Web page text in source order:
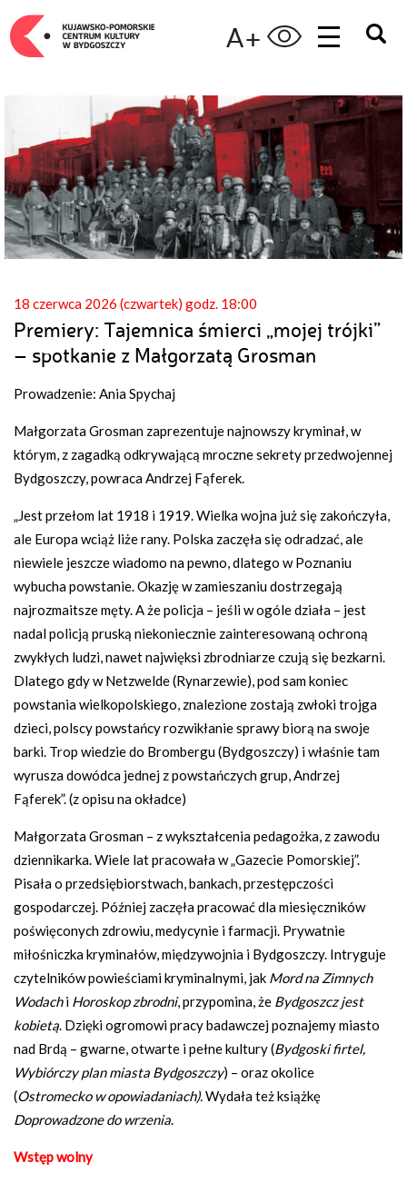
A+
18 czerwca 2026 (czwartek) godz. 18:00
Premiery: Tajemnica śmierci „mojej trójki”
– spotkanie z Małgorzatą Grosman
Prowadzenie: Ania Spychaj
Małgorzata Grosman zaprezentuje najnowszy kryminał, w
którym, z zagadką odkrywającą mroczne sekrety przedwojennej
Bydgoszczy, powraca Andrzej Fąferek.
„Jest przełom lat 1918 i 1919. Wielka wojna już się zakończyła,
ale Europa wciąż liże rany. Polska zaczęła się odradzać, ale
niewiele jeszcze wiadomo na pewno, dlatego w Poznaniu
wybucha powstanie. Okazję w zamieszaniu dostrzegają
najrozmaitsze męty. A że policja – jeśli w ogóle działa – jest
nadal policją pruską niekoniecznie zainteresowaną ochroną
zwykłych ludzi, nawet najwięksi zbrodniarze czują się bezkarni.
Dlatego gdy w Netzwelde (Rynarzewie), pod sam koniec
powstania wielkopolskiego, znalezione zostają zwłoki trojga
dzieci, polscy powstańcy rozwikłanie sprawy biorą na swoje
barki. Trop wiedzie do Brombergu (Bydgoszczy) i właśnie tam
wyrusza dowódca jednej z powstańczych grup, Andrzej
Fąferek”. (z opisu na okładce)
Małgorzata Grosman – z wykształcenia pedagożka, z zawodu
dziennikarka. Wiele lat pracowała w „Gazecie Pomorskiej”.
Pisała o przedsiębiorstwach, bankach, przestępczości
gospodarczej. Później zaczęła pracować dla miesięczników
poświęconych zdrowiu, medycynie i farmacji. Prywatnie
miłośniczka kryminałów, międzywojnia i Bydgoszczy. Intryguje
czytelników powieściami kryminalnymi, jak Mord na Zimnych
Wodachi Horoskop zbrodni, przypomina, że Bydgoszcz jest
kobietą. Dzięki ogromowi pracy badawczej poznajemy miasto
nad Brdą – gwarne, otwarte i pełne kultury (Bydgoski firtel,
Wybiórczy plan miasta Bydgoszczy) – oraz okolice
(Ostromecko w opowiadaniach).Wydała też książkę
Doprowadzone do wrzenia.
Wstęp wolny